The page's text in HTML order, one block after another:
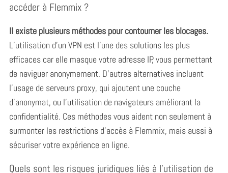
accéder à Flemmix ?
Il existe plusieurs méthodes pour contourner les blocages.
L’utilisation d’un VPN est l’une des solutions les plus
efficaces car elle masque votre adresse IP, vous permettant
de naviguer anonymement. D’autres alternatives incluent
l’usage de serveurs proxy, qui ajoutent une couche
d’anonymat, ou l’utilisation de navigateurs améliorant la
confidentialité. Ces méthodes vous aident non seulement à
surmonter les restrictions d’accès à Flemmix, mais aussi à
sécuriser votre expérience en ligne.
Quels sont les risques juridiques liés à l’utilisation de